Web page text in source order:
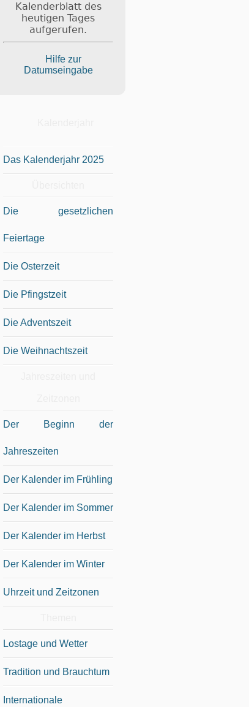
Kalenderblatt des
heutigen Tages
aufgerufen.
Hilfe zur
Datumseingabe
Das Kalenderjahr 2025
Die gesetzlichen
Feiertage
Die Osterzeit
Die Pfingstzeit
Die Adventszeit
Die Weihnachtszeit
Der Beginn der
Jahreszeiten
Der Kalender im Frühling
Der Kalender im Sommer
Der Kalender im Herbst
Der Kalender im Winter
Uhrzeit und Zeitzonen
Lostage und Wetter
Tradition und Brauchtum
Internationale